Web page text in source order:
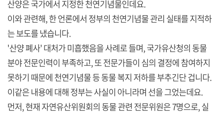
산양은 국가에서 지정한 천연기념물인데요.
이와 관련해, 한 언론에서 정부의 천연기념물 관리 실태를 지적하
는 보도를 냈습니다.
'산양 폐사' 대처가 미흡했음을 사례로 들며, 국가유산청의 동물
분야 전문인력이 부족하고, 또 전문가들이 심의 결정에 참여하지
못하기 때문에 천연기념물 등 동물 복지 저하를 부추긴단 겁니다.
이같은 내용에 대해 정부는 사실이 아니라며 선을 그었는데요.
먼저, 현재 자연유산위원회의 동물 관련 전문위원은 7명으로, 실